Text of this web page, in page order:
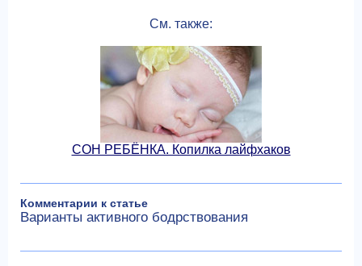
См. также:
СОН РЕБЁНКА. Копилка лайфхаков
Комментарии к статье
Варианты активного бодрствования